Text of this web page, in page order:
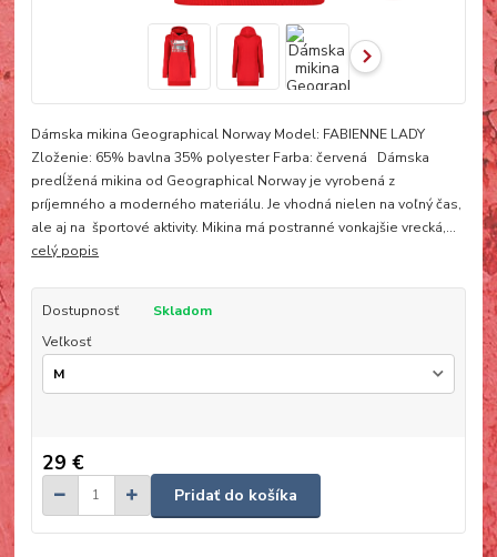
Dámska mikina Geographical Norway Model: FABIENNE LADY
Zloženie: 65% bavlna 35% polyester Farba: červená Dámska
predĺžená mikina od Geographical Norway je vyrobená z
príjemného a moderného materiálu. Je vhodná nielen na voľný čas,
ale aj na športové aktivity. Mikina má postranné vonkajšie vrecká,...
celý popis
Dostupnosť
Skladom
Veľkosť
29 €
Pridať do košíka